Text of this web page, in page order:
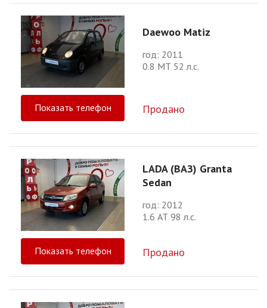
Daewoo Matiz
год: 2011
0.8 МТ 52 л.с.
Показать телефон Продано
LADA (ВАЗ) Granta
Sedan
год: 2012
1.6 АТ 98 л.с.
Показать телефон Продано